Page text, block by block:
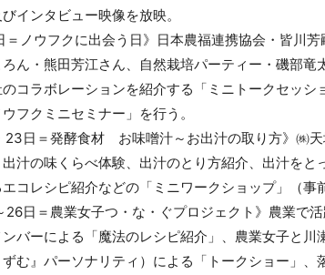
インタビュー映像を放映。
ノウフクに出会う日》日本農福連携協会・皆川芳
ん・熊田芳江さん、自然栽培パーティー・磯部竜
コラボレーションを紹介する「ミニトークセッシ
フクミニセミナー」を行う。
日＝発酵食材 お味噌汁～お出汁の取り方》㈱天
汁の味くらべ体験、出汁のとり方紹介、出汁をと
コレシピ紹介などの「ミニワークショップ」（事
日＝農業女子つ・な・ぐプロジェクト》農業で
バーによる「魔法のレシピ紹介」、農業女子と川
ずむ』パーソナリティ）による「トークショー」、